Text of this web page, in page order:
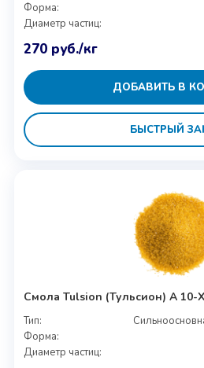
Форма:
Диаметр частиц:
270 руб./кг
ДОБАВИТЬ В
БЫСТРЫЙ
Смола Tulsion (Тульсион) A 10-
Тип:
Форма:
Диаметр частиц: